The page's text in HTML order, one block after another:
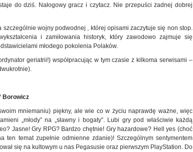
do dziś. Nałogowy gracz i czytacz. Nie przepuści żadnej dobrej
szczególnie wojny podwodnej , której opisami zaczytuje się non stop.
i zamiłowania historyk, który zawodowo zajmuje się
młodego pokolenia Polaków.
geriatrii!) współpracując w tym czasie z kilkoma serwisami –
Borowicz
mniemaniu) piękny, ale wie co w życiu naprawdę ważne, więc
„młody” na „sławny i bogaty”. Lubi gry pod właściwie każdą
Jasne! Gry RPG? Bardzo chętnie! Gry hazardowe? Hell yes (choć
ten temat zupełnie odmienne zdanie)! Szczególnym sentymentem
się na kultowym u nas Pegasusie oraz pierwszym PlayStation. Do